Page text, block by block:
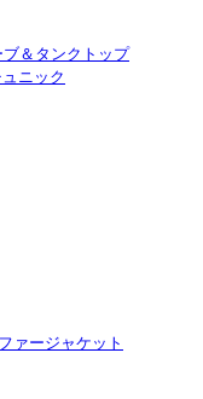
ブ＆タンクトップ
ニック
ァージャケット